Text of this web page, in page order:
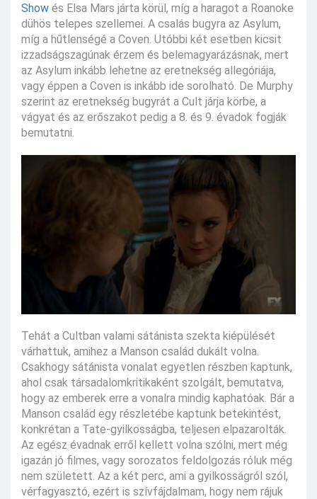
Show és Elsa Mars járta körül, míg a haragot a Roanoke
dühös telepes szellemei. A csalás bugyra az Asylum,
míg a hűtlenségé a Coven. Utóbbi két esetben kicsit
izzadságszagúnak érzem és belemagyarázásnak, mert
az Asylum inkább lehetne az eretnekség allegóriája,
vagy éppen a Coven is inkább ide sorolható. De Murphy
szerint az eretnekség bugyrát a Cult járja körbe, a
vágyat és az erőszakot pedig a 8. és 9. évadok fogják
bemutatni.
Tehát a Cultban valami sátánista szekta kiépülését
várhattuk, amihez a Manson család dukált volna.
Csakhogy sátánista vonalat egyetlen részben kaptunk,
ahol csak társadalomkritikaként szolgált, bemutatva,
hogy az emberek erre a vonalra mindig kaphatóak. Bár a
Manson család egy részletébe kaptunk betekintést,
konkrétan a Tate-gyilkosságba, teljesen elpazarolták.
Az egész évadnak erről kellett volna szólni, mert még
igazán jó filmes, vagy sorozatos feldolgozás róluk még
nem született. Az a két perc, ami a gyilkosságról szól,
vérfagyasztó, ezért is szívfájdalmam, hogy nem rájuk